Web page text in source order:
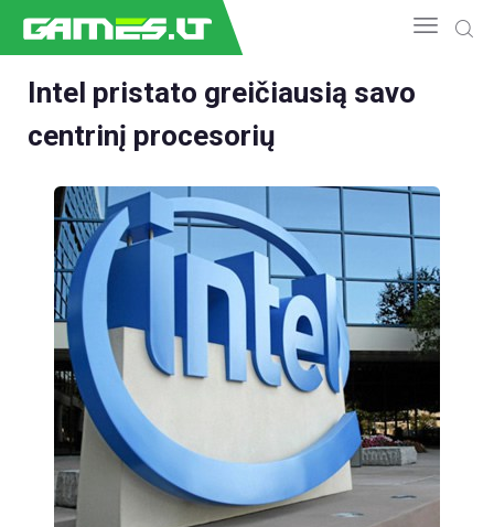
NAUJIENOS
ESPORTAS
GELEŽIS
VIDEO
ŽAIDIMAI
Intel pristato greičiausią savo
centrinį procesorių